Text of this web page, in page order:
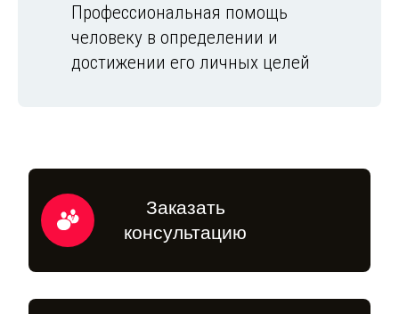
Профессиональная помощь
человеку в определении и
достижении его личных целей
Заказать
консультацию